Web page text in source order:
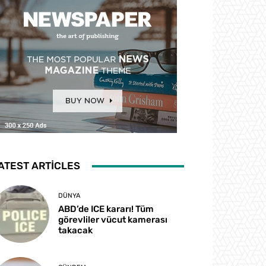
ARTICLES
DÜNYA
ABD’de ICE kararı! Tüm
görevliler vücut kamerası
takacak